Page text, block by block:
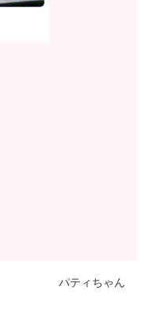
パティちゃん